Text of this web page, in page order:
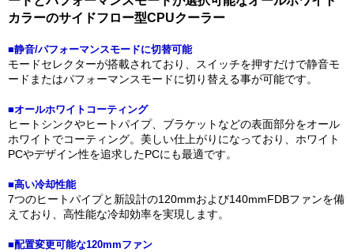
カラーのサイドフロー型CPUクーラー
■静音/パフォーマンスモードに切替可能
モードセレクターが搭載されており、スイッチを押すだけで静音モ
ードまたはパフォーマンスモードに切り替える事が可能です。
■オールホワイトコーティング
ヒートシンクやヒートパイプ、ブラケットなどの表面部分をオール
ホワイトでコーティング。美しい仕上がりになっており、ホワイト
PCやデザイン性を追求したPCにも最適です。
■高い冷却性能
7つのヒートパイプと新設計の120mmおよび140mmFDBファンを備
えており、高性能な冷却効率を実現します。
■配置変更可能な120mmファン